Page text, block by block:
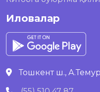
Иловалар
Тошкент ш., А.Темур